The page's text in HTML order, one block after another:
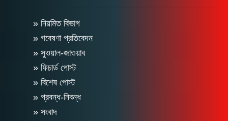
» নিয়মিত বিভাগ
» গবেষণা প্রতিবেদন
» সুওয়াল-জাওয়াব
» ফিচার্ড পোস্ট
» বিশেষ পোস্ট
» প্রবন্ধ-নিবন্ধ
» সংবাদ